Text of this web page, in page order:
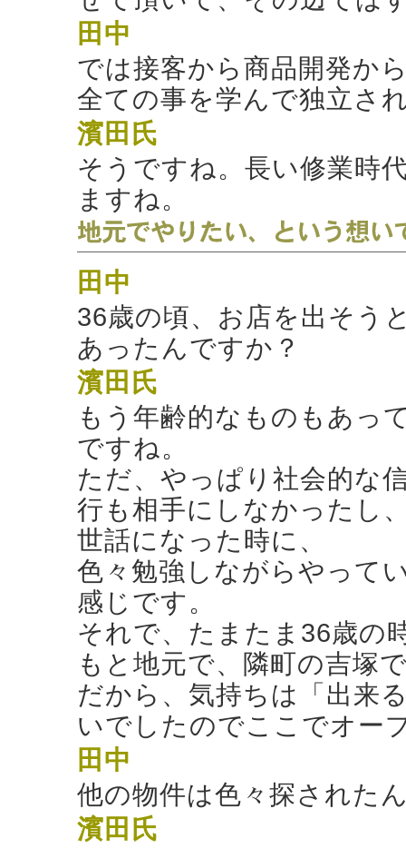
田中
では接客から商品開発か
全ての事を学んで独立さ
濱田氏
そうですね。長い修業時
ますね。
田中
36歳の頃、お店を出そう
あったんですか？
濱田氏
もう年齢的なものもあっ
ですね。
ただ、やっぱり社会的な
行も相手にしなかったし
世話になった時に、
色々勉強しながらやって
感じです。
それで、たまたま36歳の
もと地元で、隣町の吉塚
だから、気持ちは「出来
いでしたのでここでオー
田中
他の物件は色々探された
濱田氏